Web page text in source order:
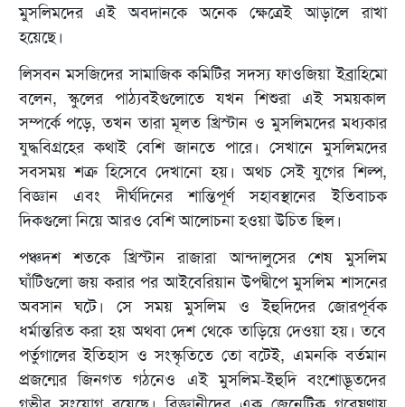
মুসলিমদের এই অবদানকে অনেক ক্ষেত্রেই আড়ালে রাখা
হয়েছে।
লিসবন মসজিদের সামাজিক কমিটির সদস্য ফাওজিয়া ইব্রাহিমো
বলেন, স্কুলের পাঠ্যবইগুলোতে যখন শিশুরা এই সময়কাল
সম্পর্কে পড়ে, তখন তারা মূলত খ্রিস্টান ও মুসলিমদের মধ্যকার
যুদ্ধবিগ্রহের কথাই বেশি জানতে পারে। সেখানে মুসলিমদের
সবসময় শত্রু হিসেবে দেখানো হয়। অথচ সেই যুগের শিল্প,
বিজ্ঞান এবং দীর্ঘদিনের শান্তিপূর্ণ সহাবস্থানের ইতিবাচক
দিকগুলো নিয়ে আরও বেশি আলোচনা হওয়া উচিত ছিল।
পঞ্চদশ শতকে খ্রিস্টান রাজারা আন্দালুসের শেষ মুসলিম
ঘাঁটিগুলো জয় করার পর আইবেরিয়ান উপদ্বীপে মুসলিম শাসনের
অবসান ঘটে। সে সময় মুসলিম ও ইহুদিদের জোরপূর্বক
ধর্মান্তরিত করা হয় অথবা দেশ থেকে তাড়িয়ে দেওয়া হয়। তবে
পর্তুগালের ইতিহাস ও সংস্কৃতিতে তো বটেই, এমনকি বর্তমান
প্রজন্মের জিনগত গঠনেও এই মুসলিম-ইহুদি বংশোদ্ভূতদের